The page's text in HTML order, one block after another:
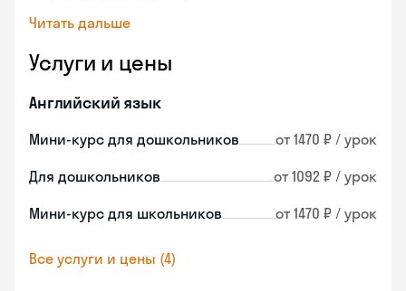
Читать дальше
Услуги и цены
Английский язык
Мини-курс для дошкольников от 1470 ₽ / урок
Для дошкольников от 1092 ₽ / урок
Мини-курс для школьников от 1470 ₽ / урок
Все услуги и цены (4)